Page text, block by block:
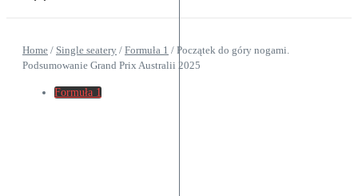
Home / Single seatery / Formuła 1 / Początek do góry nogami.
Podsumowanie Grand Prix Australii 2025
Formuła 1